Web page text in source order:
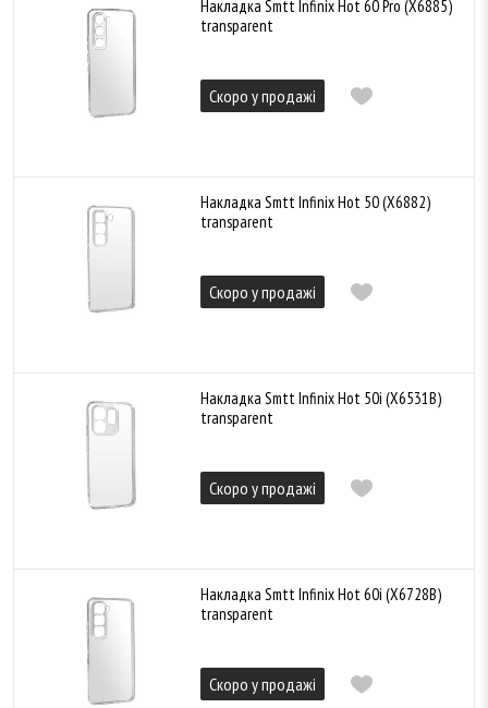
Накладка Smtt Infinix Hot 60 Pro (X6885)
transparent
Скоро у продажі
Накладка Smtt Infinix Hot 50 (X6882)
transparent
Скоро у продажі
Накладка Smtt Infinix Hot 50i (X6531B)
transparent
Скоро у продажі
Накладка Smtt Infinix Hot 60i (X6728B)
transparent
Скоро у продажі